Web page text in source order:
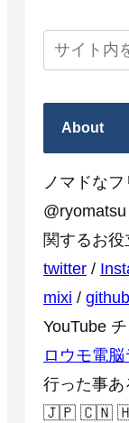
About
ノマドな
関するお役
twitter /
mixi / github
YouTube
ロウモ電
行った事あ
🇯🇵 🇨🇳